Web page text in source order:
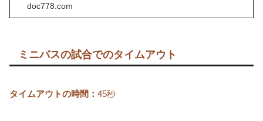
doc778.com
ミニバスの試合でのタイムアウト
タイムアウトの時間： 45秒